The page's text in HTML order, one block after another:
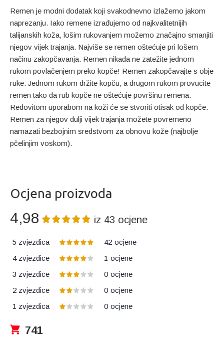
Remen je modni dodatak koji svakodnevno izlažemo jakom
naprezanju. Iako remene izrađujemo od najkvalitetnijih
talijanskih koža, lošim rukovanjem možemo značajno smanjiti
njegov vijek trajanja. Najviše se remen oštećuje pri lošem
načinu zakopčavanja. Remen nikada ne zatežite jednom
rukom povlačenjem preko kopče! Remen zakopčavajte s obje
ruke. Jednom rukom držite kopču, a drugom rukom provucite
remen tako da rub kopče ne oštećuje površinu remena.
Redovitom uporabom na koži će se stvoriti otisak od kopče.
Remen za njegov dulji vijek trajanja možete povremeno
namazati bezbojnim sredstvom za obnovu kože (najbolje
pčelinjim voskom).
Ocjena proizvoda
4,98 iz 43 ocjene
5 zvjezdica 42 ocjene
4 zvjezdice
1 ocjene
3 zvjezdice
0 ocjene
2 zvjezdice
0 ocjene
1 zvjezdica
0 ocjene
741